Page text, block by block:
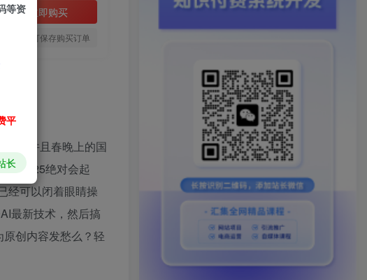
立即购买
购买，可保存购买订单
气，并且春晚上的国
AI2025绝对会起
经可以闭着眼睛操
最新技术，然后搞
创内容发愁么？轻
等资
平
长